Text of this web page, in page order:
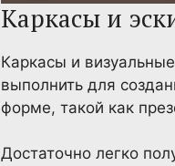
Каркасы и
Каркасы и
выполнить для
форме, такой как
Достаточно легко